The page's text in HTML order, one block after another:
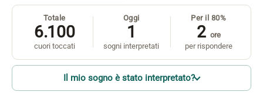
Totale
6.100
cuori toccati
Oggi
1
sogni interpretati
Per il 80%
2 ore
per rispondere
Il mio sogno è stato interpretato?